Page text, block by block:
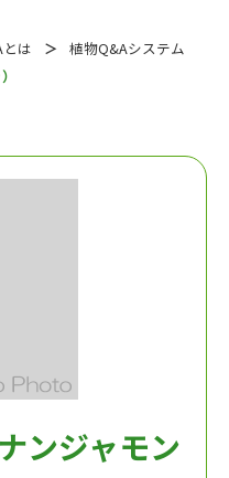
は
植物Q&Aシステム
ンジャモン